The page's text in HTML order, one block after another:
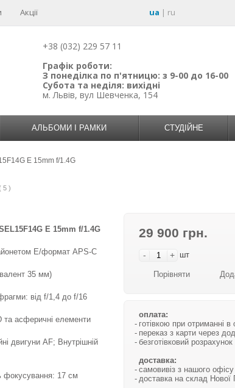
Акції ua | ru
+38 (032) 229 57 11
Графік роботи:
З понеділка по п'ятницю: з 9-00 до 16-00
Субота та неділя: вихідні
м. Львів, вул Шевченка, 154
АЛЬБОМИ І РАМКИ СТУДІЙНЕ
E 15mm f/1.4G
5 )
29 900 грн.
- + шт
Порівняти
оплата:
готівкою при отриманні в
переказ з карти через
безготівковий розрахунок
доставка:
самовивіз з нашого
доставка на склад Нової
E 15mm f/1.4G
E/формат APS-C
35 мм)
від f/1,4 до f/16
та асферичні елементи
двигуни AF; Внутрішній
фокусування: 17 см